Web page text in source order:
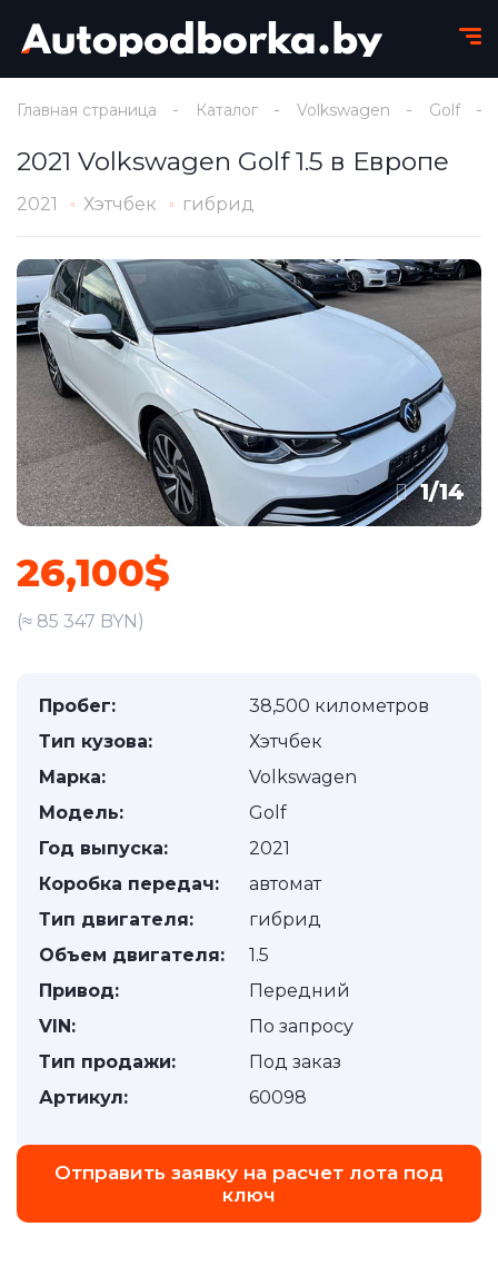
Главная страница Каталог Volkswagen Golf
2021 Volkswagen Golf 1.5 в Европе
2021 Хэтчбек гибрид
1/14
26,100$
(≈ 85 347 BYN)
Пробег:
38,500 километров
Тип кузова:
Хэтчбек
Марка:
Volkswagen
Модель:
Golf
Год выпуска:
2021
Коробка передач:
автомат
Тип двигателя:
гибрид
Объем двигателя:
1.5
Привод:
Передний
VIN:
По запросу
Тип продажи:
Под заказ
Артикул:
60098
Отправить заявку на расчет лота под
ключ